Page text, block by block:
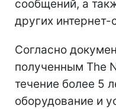
сообщений, а
других интернет-
Согласно
полученным The
течение более 5
оборудование и